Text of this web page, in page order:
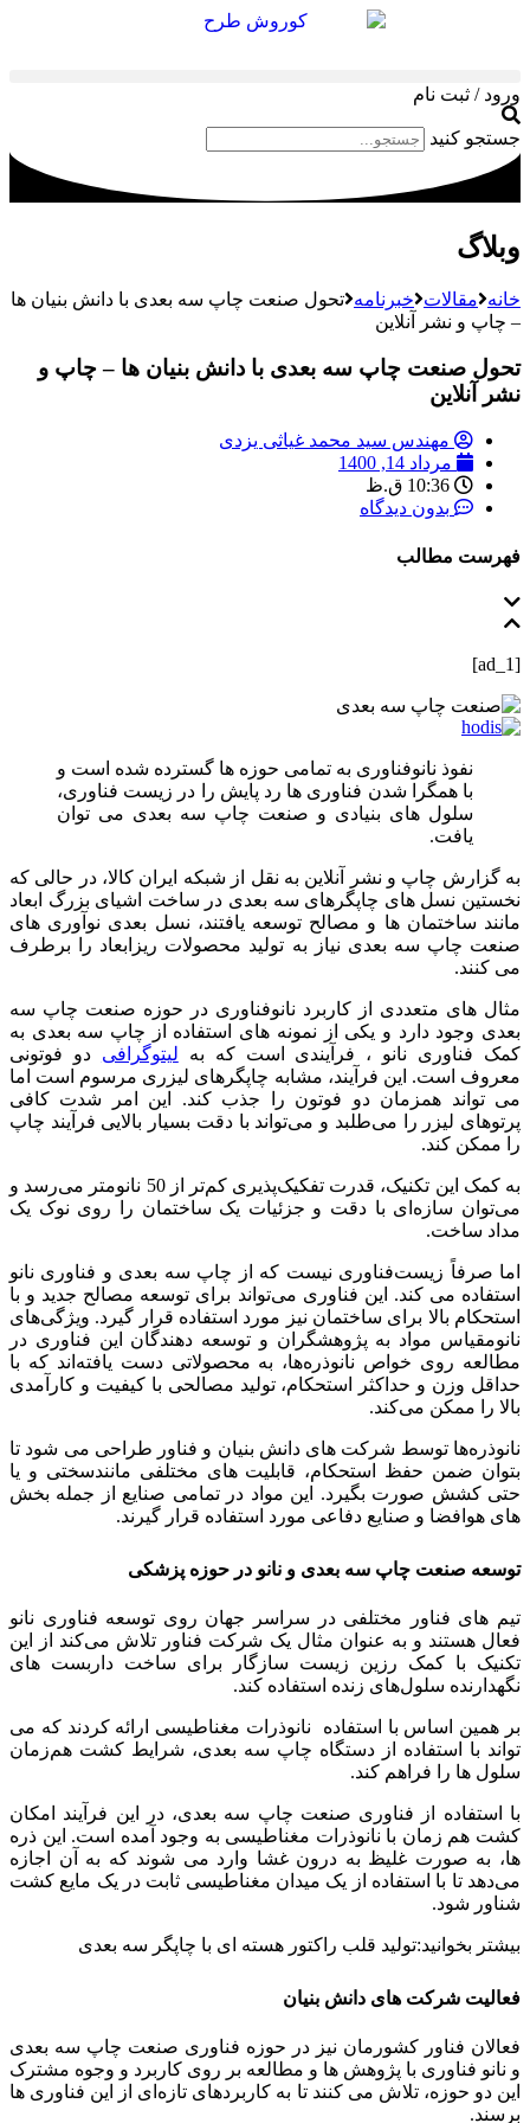
ورود / ثبت نام
جستجو کنید
وبلاگ
خانه مقالات خبرنامه تحول صنعت چاپ سه بعدی با دانش‌ بنیان‌ ها
– چاپ و نشر آنلاین
تحول صنعت چاپ سه بعدی با دانش‌ بنیان‌ ها – چاپ و
نشر آنلاین
مهندس سید محمد غیاثی یزدی
مرداد 14, 1400
10:36 ق.ظ
بدون دیدگاه
فهرست مطالب
[ad_1]
نفوذ نانوفناوری به تمامی حوزه‌ ها گسترده شده است و
با همگرا شدن فناوری‌ ها رد پایش را در زیست‌ فناوری،
سلول‌ های بنیادی و صنعت چاپ سه بعدی می‌ توان
یافت.
به گزارش چاپ و نشر آنلاین به نقل از شبکه ایران کالا، در حالی که
نخستین نسل‌ های چاپگرهای سه‌ بعدی در ساخت اشیای بزرگ ابعاد
مانند ساختمان‌ ها و مصالح توسعه یافتند، نسل بعدی نوآوری‌ های
صنعت چاپ سه بعدی نیاز به تولید محصولات ریزابعاد را برطرف
می‌ کنند.
مثال‌ های متعددی از کاربرد نانوفناوری در حوزه صنعت چاپ سه
بعدی وجود دارد و یکی از نمونه های استفاده از چاپ سه بعدی به
کمک فناوری نانو ، فرآیندی است که به لیتوگرافی دو فوتونی
معروف است. این فرآیند، مشابه چاپگرهای لیزری مرسوم است اما
می تواند همزمان دو فوتون را جذب کند. این امر شدت کافی
پرتوهای لیزر را می‌طلبد و می‌تواند با دقت بسیار بالایی فرآیند چاپ
را ممکن کند.
به کمک این تکنیک، قدرت تفکیک‌پذیری کم‌تر از 50 نانومتر می‌رسد و
می‌توان سازه‌ای با دقت و جزئیات یک ساختمان را روی نوک یک
مداد ساخت.
اما صرفاً زیست‌فناوری نیست که از چاپ سه بعدی و فناوری نانو
استفاده می کند. این فناوری می‌تواند برای توسعه مصالح جدید و با
استحکام بالا برای ساختمان نیز مورد استفاده قرار گیرد. ویژگی‌های
نانومقیاس مواد به پژوهشگران و توسعه دهندگان این فناوری در
مطالعه روی خواص نانوذره‌ها، به محصولاتی دست یافته‌اند که با
حداقل وزن و حداکثر استحکام، تولید مصالحی با کیفیت و کارآمدی
بالا را ممکن می‌کند.
نانوذره‌ها توسط شرکت‌ های دانش‌ بنیان و فناور طراحی می‌ شود تا
بتوان ضمن حفظ استحکام، قابلیت‌ های مختلفی مانندسختی و یا
حتی کشش صورت بگیرد. این مواد در تمامی صنایع از جمله بخش‌
های هوافضا و صنایع دفاعی مورد استفاده قرار گیرند.
توسعه صنعت چاپ سه بعدی و نانو در حوزه پزشکی
تیم‌ های فناور مختلفی در سراسر جهان روی توسعه فناوری نانو
فعال هستند و به عنوان مثال یک شرکت فناور تلاش می‌‌‌کند از این
تکنیک با کمک رزین زیست سازگار برای ساخت داربست های
نگهدارنده سلول‌های زنده استفاده کند.
بر همین اساس با استفاده نانوذرات مغناطیسی ارائه کردند که می‌
تواند با استفاده از دستگاه چاپ سه بعدی، شرایط کشت هم‌زمان
سلول‌ ها را فراهم کند.
با استفاده از فناوری صنعت چاپ سه بعدی، در این فرآیند امکان
کشت هم‌ زمان با نانوذرات مغناطیسی به وجود آمده است. این ذره‌
ها، به‌ صورت غلیظ به درون غشا وارد می‌ شوند که به آن اجازه
می‌دهد تا با استفاده از یک میدان مغناطیسی ثابت در یک مایع کشت
شناور شود.
بیشتر بخوانید:تولید قلب راکتور هسته ای با چاپگر سه بعدی
فعالیت شرکت‌ های دانش‌ بنیان
فعالان فناور کشورمان نیز در حوزه فناوری صنعت چاپ سه بعدی
و نانو فناوری با پژوهش‌ ها و مطالعه بر روی کاربرد و وجوه مشترک
این دو حوزه، تلاش می‌ کنند تا به کاربردهای تازه‌ای از این فناوری‌ ها
برسند.